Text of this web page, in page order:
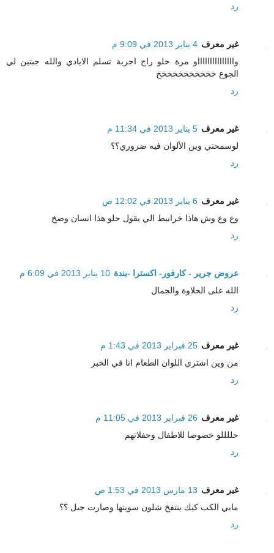
رد
غير معرف 4 يناير 2013 في 9:09 م
واااااااااااااااو مرة حلو راح اجربة تسلم الايادي والله جبتين لي
الجوع خخخخخخخخخخخ
رد
غير معرف 5 يناير 2013 في 11:34 م
لوسمحتي وين الألوان فيه ضروري؟؟
رد
غير معرف 6 يناير 2013 في 12:02 ص
وع وع وش هاذا خرابيط الي يقول حلو هذا انسان وصخ
رد
عروض جرير - كارفور- اكسترا -بندة 10 يناير 2013 في 6:09 م
الله على الحلاوة والجمال
رد
غير معرف 25 فبراير 2013 في 1:43 م
من وين اشتري اللوان الطعام انا في الخبر
رد
غير معرف 26 فبراير 2013 في 11:05 م
حللللو خصوصا للاطفال وحفلاتهم
رد
غير معرف 13 مارس 2013 في 1:53 ص
مابي الكب كيك ينتفخ شلون سويتها وصارت جبل ؟؟
رد